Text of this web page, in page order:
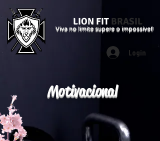
LION FIT BRASIL
Viva no limite supere o impossível!
Login
Motivacional